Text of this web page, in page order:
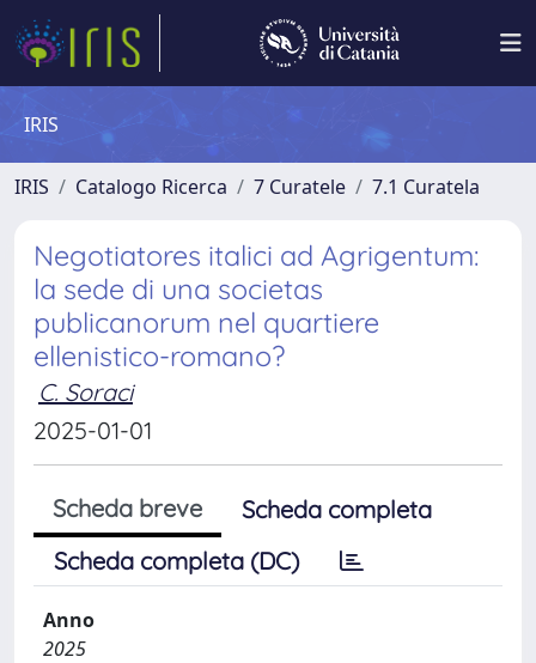
IRIS
IRIS Catalogo Ricerca 7 Curatele 7.1 Curatela
Negotiatores italici ad Agrigentum:
la sede di una societas
publicanorum nel quartiere
ellenistico-romano?
C. Soraci
2025-01-01
Scheda breve
Scheda completa
Scheda completa (DC)
Anno
2025